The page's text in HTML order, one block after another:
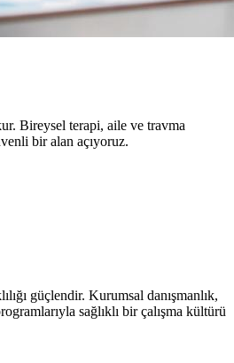
Bireysel terapi, aile ve travma
bir alan açıyoruz.
güçlendir. Kurumsal danışmanlık,
sağlıklı bir çalışma kültürü